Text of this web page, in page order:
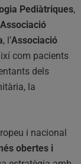
Pediàtriques,
Associació
, l’Associació
com pacients
dels
la
i nacional
obertes i